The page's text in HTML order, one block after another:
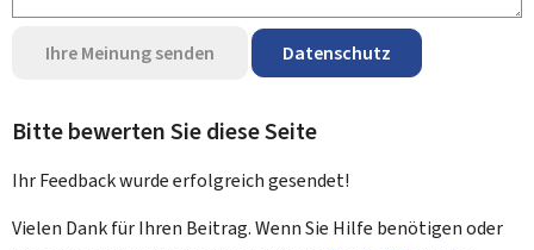
Ihre Meinung senden Datenschutz
Bitte bewerten Sie diese Seite
Ihr Feedback wurdeerfolgreichgesendet!
Vielen Dank für Ihren Beitrag. Wenn Sie Hilfe benötigen oder